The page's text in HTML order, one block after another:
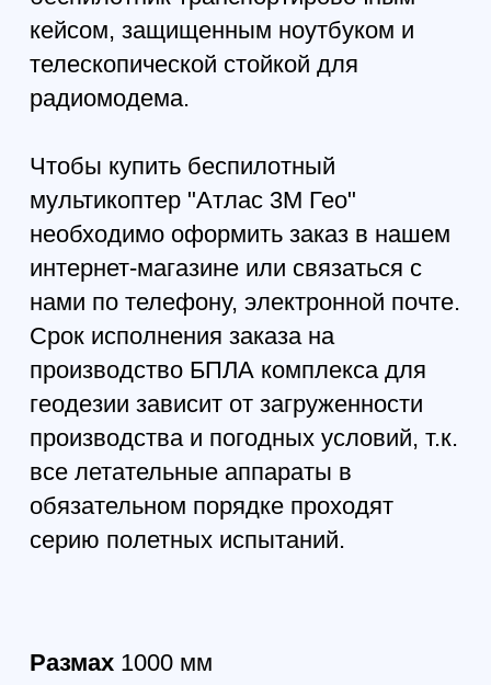
фотоаппаратом, НСУ (опция),
телескопическая стойка для
радиомодема (опция), зарядная
аккумуляторов, транспортировочный